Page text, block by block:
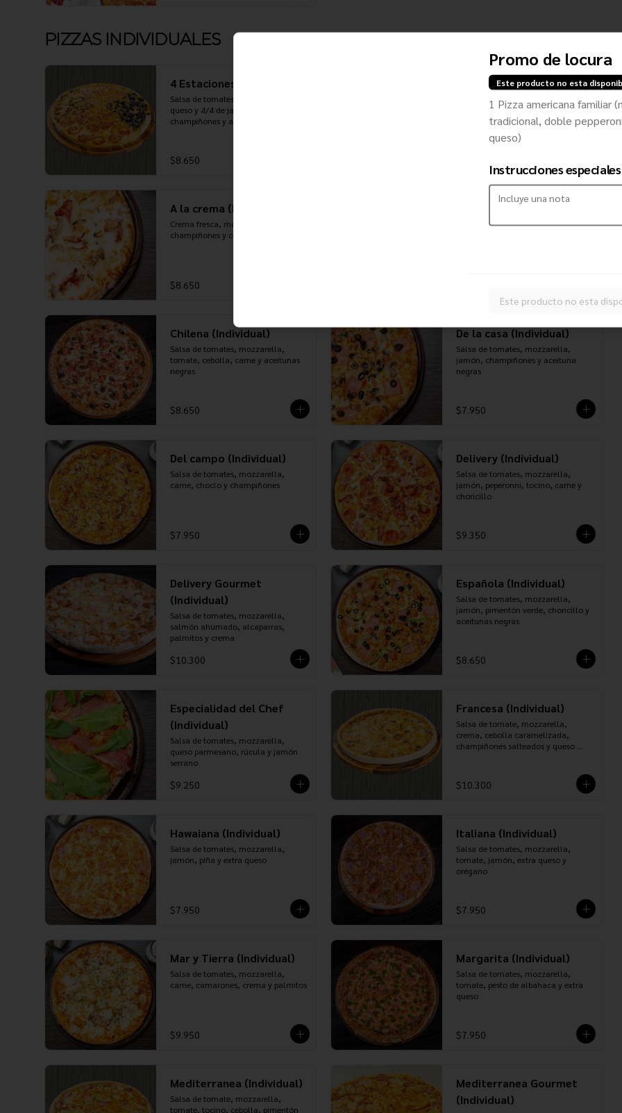
PIZZAS INDIVIDUALES
4 Estaciones (Individual)
Salsa de tomates, mozzarella, extra
queso y 4/4 de jamón, peperonni,
champiñones y aceitunas
$8.650
4 Quesos (Individual)
Salsa de tomates, mozzarella,
queso roquefort, queso parmesano y
queso gruyere
A la crema (Individual)
Crema fresca, mozzarella, tocino,
champiñones y cebolla
$8.650
Americana (Individual)
Salsa de tomates, mozzarella, doble
Chilena (Individual)
Salsa de tomates, mozzarella,
tomate, cebolla, carne y aceitunas
negras
$8.650
De la casa (Individual)
Salsa de tomates, mozzarella,
jamón, champiñones y aceituna
negras
$7.950
Del campo (Individual)
Salsa de tomates, mozzarella,
carne, choclo y champiñones
$7.950
Delivery (Individual)
Salsa de tomates, mozzarella,
jamón, peperonni, tocino, carne y
choricillo
$9.350
Delivery Gourmet
(Individual)
Salsa de tomates, mozzarella,
salmón ahumado, alcaparras,
palmitos y crema
$10.300
Española (Individual)
Salsa de tomates, mozzarella,
jamón, pimentón verde, choricillo y
aceitunas negras
$8.650
Especialidad del Chef
(Individual)
Salsa de tomates, mozzarella,
queso parmesano, rúcula y jamón
serrano
$9.250
Francesa (Individual)
Salsa de tomate, mozzarella,
crema, cebolla caramelizada,
champiñones salteados y queso
$10.300
Hawaiana (Individual)
Salsa de tomates, mozzarella,
jamón, piña y extra queso
$7.950
Italiana (Individual)
Salsa de tomates, mozzarella,
tomate, jamón, extra queso y
orégano
$7.950
Mar y Tierra (Individual)
Salsa de tomates, mozzarella,
carne, camarones, crema y palmitos
$9.950
Margarita (Individual)
Salsa de tomates, mozzarella,
tomate, pesto de albahaca y extra
queso
$7.950
Mediterranea (Individual)
Salsa de tomate, mozzarella,
tomate, tocino, cebolla, pimentón
Mediterranea Gourmet
(Individual)
Promo de locura
Este producto no esta
1 Pizza americana familiar
tradicional, doble
queso)
Instrucciones especiales
Este producto no esta